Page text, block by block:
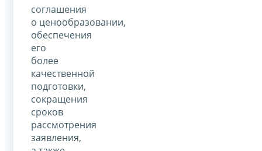
соглашения
о ценообразовании,
обеспечения
его
более
качественной
подготовки,
сокращения
сроков
рассмотрения
заявления,